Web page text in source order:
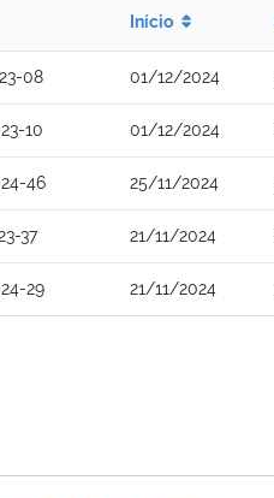
Início
08 01/12/2024
10 01/12/2024
46 25/11/2024
37 21/11/2024
29 21/11/2024